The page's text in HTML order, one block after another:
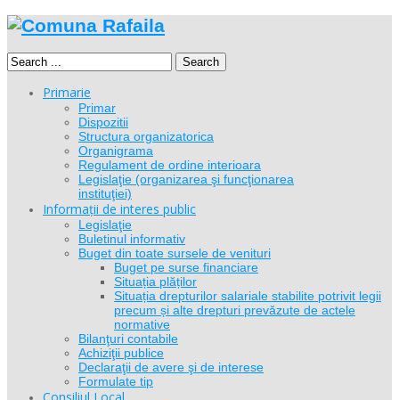
Search
Primarie
Primar
Dispozitii
Structura organizatorica
Organigrama
Regulament de ordine interioara
Legislaţie (organizarea şi funcţionarea
instituţiei)
Informații de interes public
Legislaţie
Buletinul informativ
Buget din toate sursele de venituri
Buget pe surse financiare
Situația plăților
Situația drepturilor salariale stabilite potrivit legii
precum și alte drepturi prevăzute de actele
normative
Bilanţuri contabile
Achiziţii publice
Declaraţii de avere şi de interese
Formulate tip